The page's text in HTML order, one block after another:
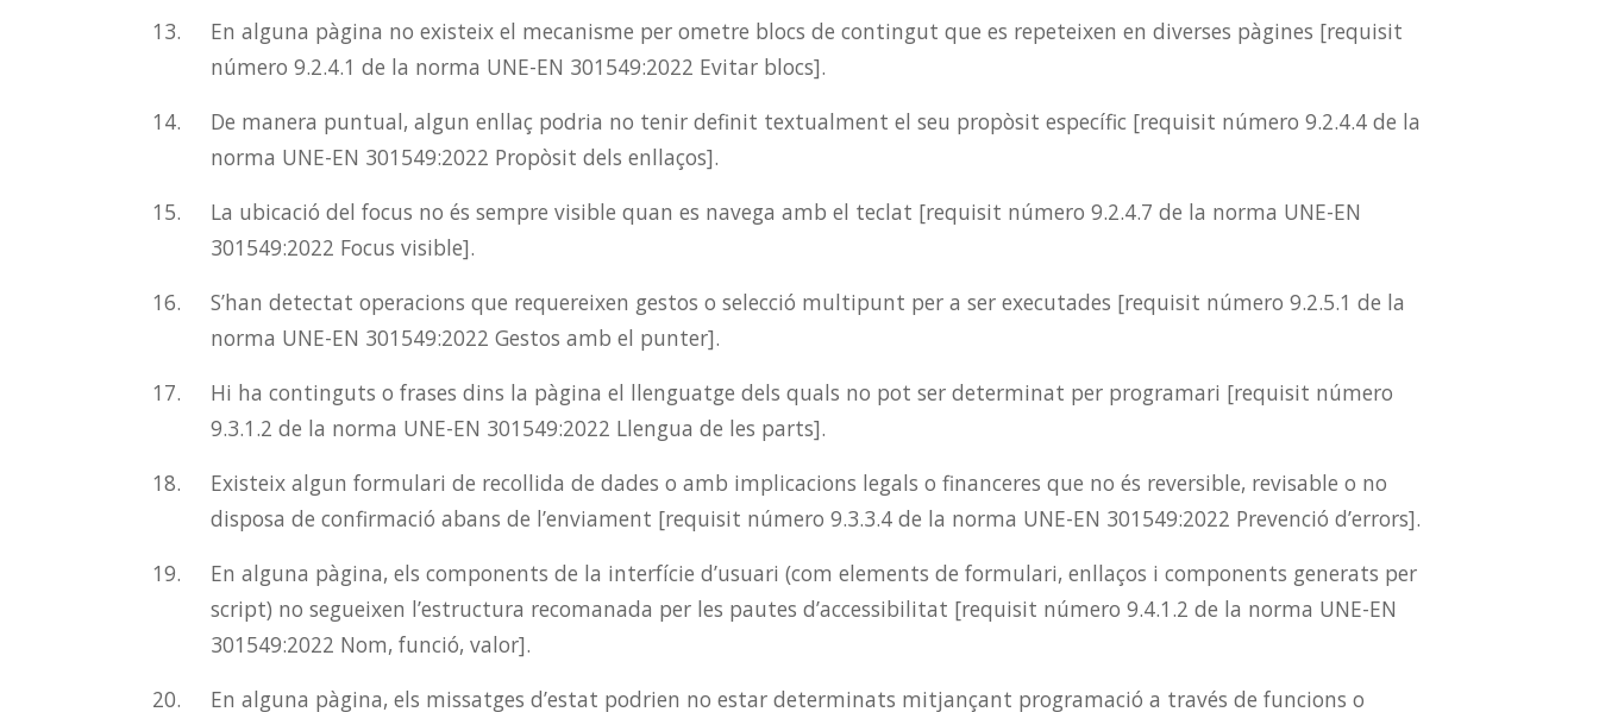
En alguna pàgina no existeix el mecanisme per ometre blocs de contingut que es repeteixen en diverses pàgines [requisit
número 9.2.4.1 de la norma UNE-EN 301549:2022 Evitar blocs].
De manera puntual, algun enllaç podria no tenir definit textualment el seu propòsit específic [requisit número 9.2.4.4 de la
norma UNE-EN 301549:2022 Propòsit dels enllaços].
La ubicació del focus no és sempre visible quan es navega amb el teclat [requisit número 9.2.4.7 de la norma UNE-EN
301549:2022 Focus visible].
S’han detectat operacions que requereixen gestos o selecció multipunt per a ser executades [requisit número 9.2.5.1 de la
norma UNE-EN 301549:2022 Gestos amb el punter].
Hi ha continguts o frases dins la pàgina el llenguatge dels quals no pot ser determinat per programari [requisit número
9.3.1.2 de la norma UNE-EN 301549:2022 Llengua de les parts].
Existeix algun formulari de recollida de dades o amb implicacions legals o financeres que no és reversible, revisable o no
disposa de confirmació abans de l’enviament [requisit número 9.3.3.4 de la norma UNE-EN 301549:2022 Prevenció d’errors].
En alguna pàgina, els components de la interfície d’usuari (com elements de formulari, enllaços i components generats per
script) no segueixen l’estructura recomanada per les pautes d’accessibilitat [requisit número 9.4.1.2 de la norma UNE-EN
301549:2022 Nom, funció, valor].
En alguna pàgina, els missatges d’estat podrien no estar determinats mitjançant programació a través de funcions o